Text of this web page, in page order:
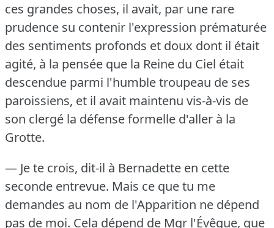
ces grandes choses, il avait, par une rare
prudence su contenir l'expression prématurée
des sentiments profonds et doux dont il était
agité, à la pensée que la Reine du Ciel était
descendue parmi l'humble troupeau de ses
paroissiens, et il avait maintenu vis-à-vis de
son clergé la défense formelle d'aller à la
Grotte.
— Je te crois, dit-il à Bernadette en cette
seconde entrevue. Mais ce que tu me
demandes au nom de l'Apparition ne dépend
pas de moi. Cela dépend de Mgr l'Évêque, que